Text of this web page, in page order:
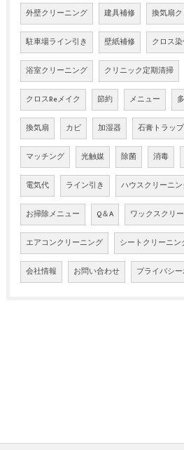
外壁クリーニング 建具補修 換気扇
駐車場ライン引き 壁紙補修 クロス
浴室クリーニング クリニック定期清掃
クロスReメイク 節約 メニュー
換気扇 カビ 加湿器 石膏トラップ
マッチング 光触媒 除菌 消毒
電気代 ライン引き ハウスクリーニ
お掃除メニュー Q＆A ワックスクリ
エアコンクリーニング シートクリーニン
会社情報 お問い合わせ プライバシ